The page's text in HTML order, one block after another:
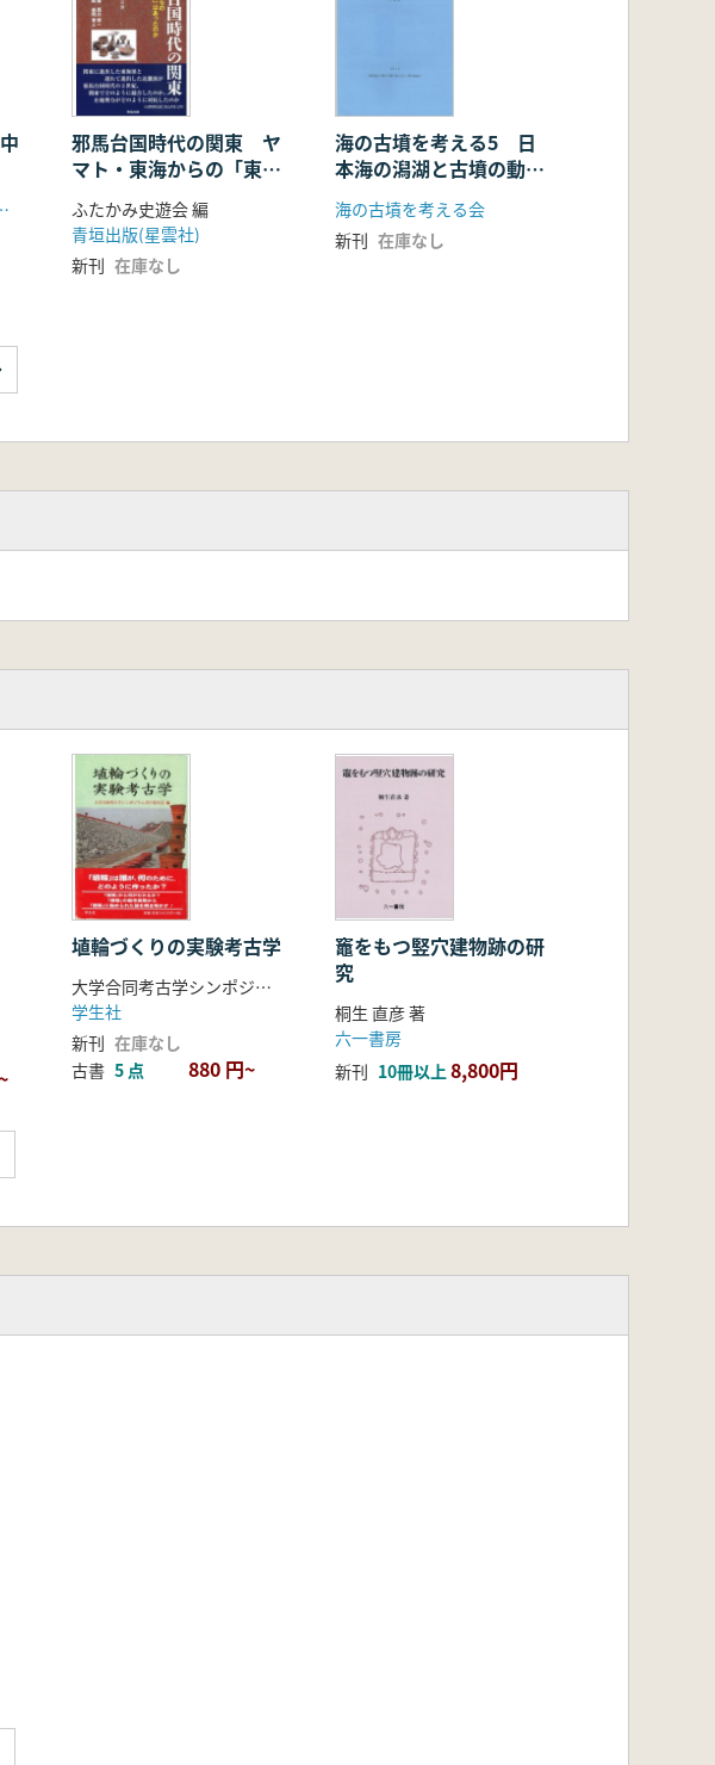
文化財課
邪馬台国時代の関東 ヤ
マト・東海からの「東
征」と「移住」はあった
のか
ふたかみ史遊会 編
青垣出版(星雲社)
新刊 在庫なし
海の古墳を考える5 日
本海の潟湖と古墳の動
態 北陸からの視点
海の古墳を考える会
新刊 在庫なし
埴輪づくりの実験考古学
大学合同考古学シンポジウム実行委員会 編
学生社
新刊 在庫なし
古書 5 点 880 円~
竈をもつ竪穴建物跡の研
究
桐生 直彦 著
六一書房
新刊 10冊以上8,800円